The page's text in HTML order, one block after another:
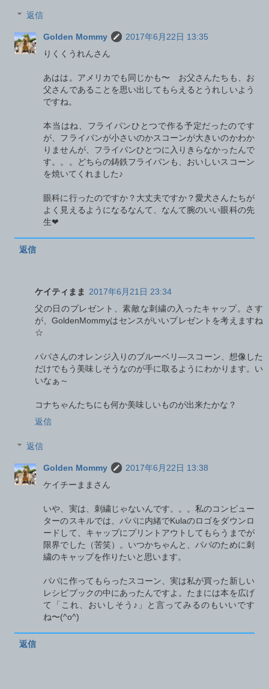
返信
Golden Mommy
2017年6月22日 13:35
りくくうれんさん
あはは。アメリカでも同じかも〜 お父さんたちも、お
父さんであることを思い出してもらえるとうれしいよう
ですね。
本当はね、フライパンひとつで作る予定だったのです
が、フライパンが小さいのかスコーンが大きいのかわか
りませんが、フライパンひとつに入りきらなかったんで
す。。。どちらの鋳鉄フライパンも、おいしいスコーン
を焼いてくれました♪
眼科に行ったのですか？大丈夫ですか？愛犬さんたちが
よく見えるようになるなんて、なんて腕のいい眼科の先
生❤︎
返信
ケイティまま
2017年6月21日 23:34
父の日のプレゼント、素敵な刺繍の入ったキャップ。さす
が、GoldenMommyはセンスがいいプレゼントを考えますね
☆
パパさんのオレンジ入りのブルーベリ―スコーン、想像した
だけでもう美味しそうなのが手に取るようにわかります。い
いなぁ～
コナちゃんたちにも何か美味しいものが出来たかな？
返信
返信
Golden Mommy
2017年6月22日 13:38
ケイチーままさん
いや、実は、刺繍じゃないんです。。。私のコンピュー
ターのスキルでは、パパに内緒でKulaのロゴをダウンロ
ードして、キャップにプリントアウトしてもらうまでが
限界でした（苦笑）。いつかちゃんと、パパのために刺
繍のキャップを作りたいと思います。
パパに作ってもらったスコーン、実は私が買った新しい
レシピブックの中にあったんですよ。たまには本を広げ
て「これ、おいしそう♪」と言ってみるのもいいです
ね〜(^o^)
返信